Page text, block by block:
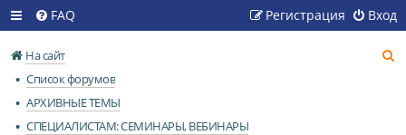
FAQ Вход
Регистрация
На сайт
Список форумов
АРХИВНЫЕ ТЕМЫ
СПЕЦИАЛИСТАМ: СЕМИНАРЫ, ВЕБИНАРЫ